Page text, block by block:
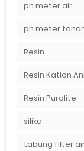
ph meter air
ph meter
Resin
Resin Kation
Resin Purolite
silika
tabung filter